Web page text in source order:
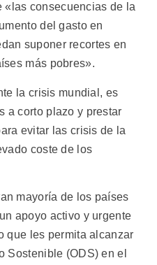
«las consecuencias de la
del gasto en
suponer recortes en
más pobres».
la crisis mundial, es
a corto plazo y prestar
evitar las crisis de la
coste de los
mayoría de los países
apoyo activo y urgente
que les permita alcanzar
Sostenible (ODS) en el